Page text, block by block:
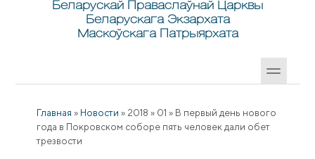
Беларускай Праваслаўнай Царквы
Беларускага Экзархата
Маскоўскага Патрыярхата
Главная » Новости » 2018 » 01 » В первый день нового
года в Покровском соборе пять человек дали обет
трезвости